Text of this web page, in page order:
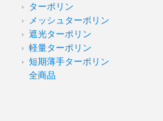
ターポリン
メッシュターポリン
遮光ターポリン
軽量ターポリン
短期薄手ターポリン
全商品